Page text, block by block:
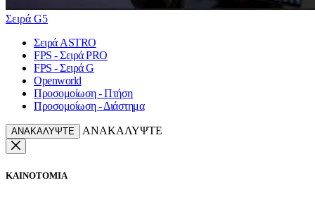
Σειρά G5
Σειρά ASTRO
FPS - Σειρά PRO
FPS - Σειρά G
Openworld
Προσομοίωση - Πτήση
Προσομοίωση - Διάστημα
ΑΝΑΚΑΛΥΨΤΕ ΑΝΑΚΑΛΥΨΤΕ
ΚΑΙΝΟΤΟΜΙΑ